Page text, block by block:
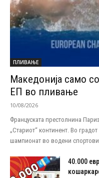
ПЛИВАЊЕ
Македонија само
ЕП во пливање
10/08/2026
Француската престолнина
„Стариот“ континент. Во
шампионат во водени
40.000